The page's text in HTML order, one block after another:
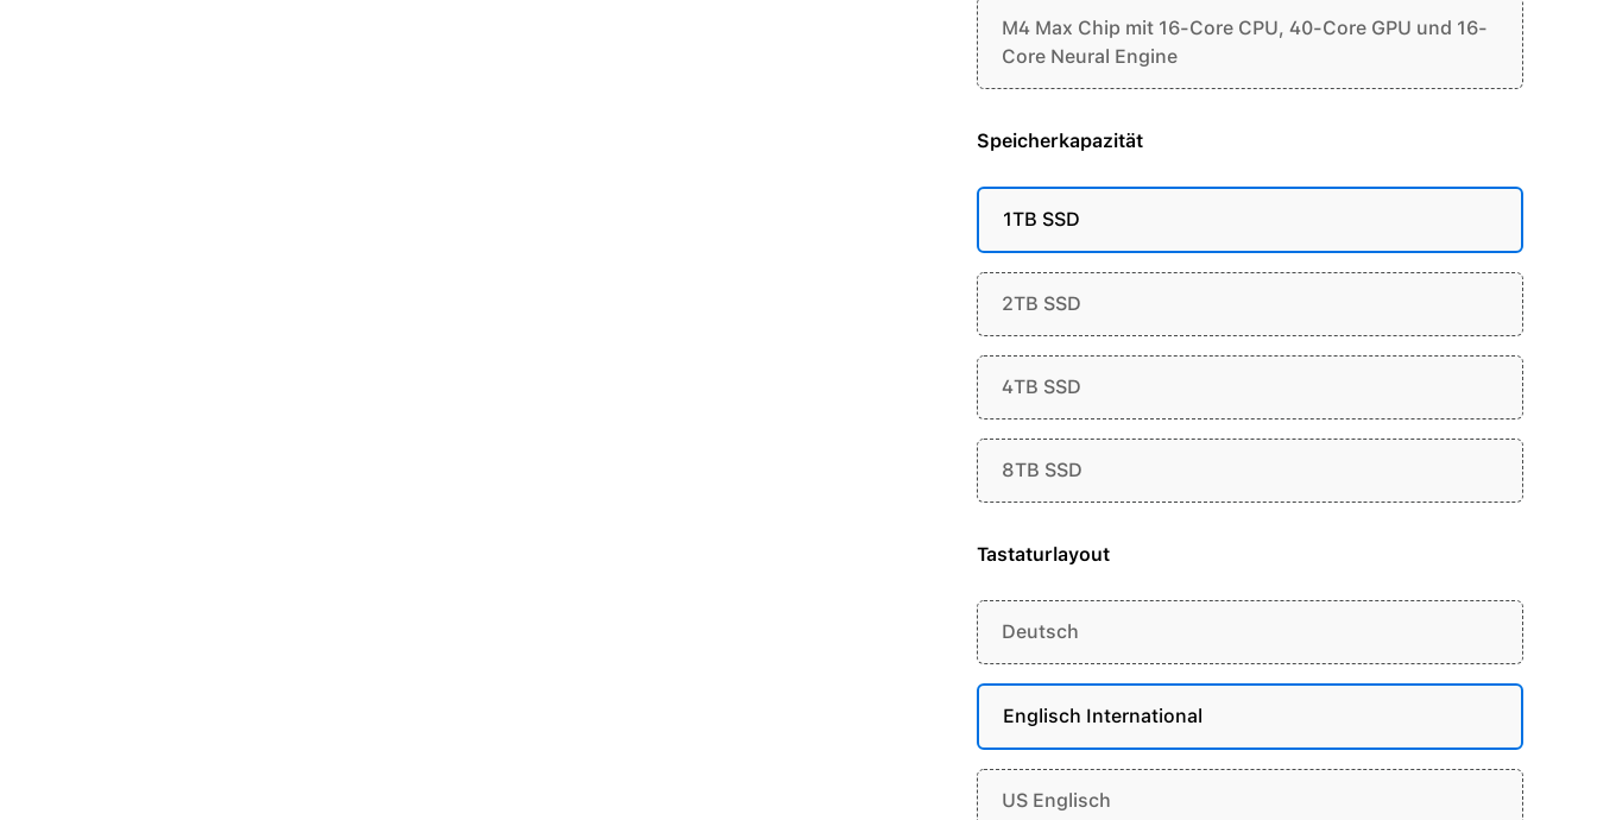
M4 Max Chip mit 16-Core CPU, 40-Core GPU und 16-
Core Neural Engine
Speicherkapazität
1TB SSD
2TB SSD
4TB SSD
8TB SSD
Tastaturlayout
Deutsch
Englisch International
US Englisch